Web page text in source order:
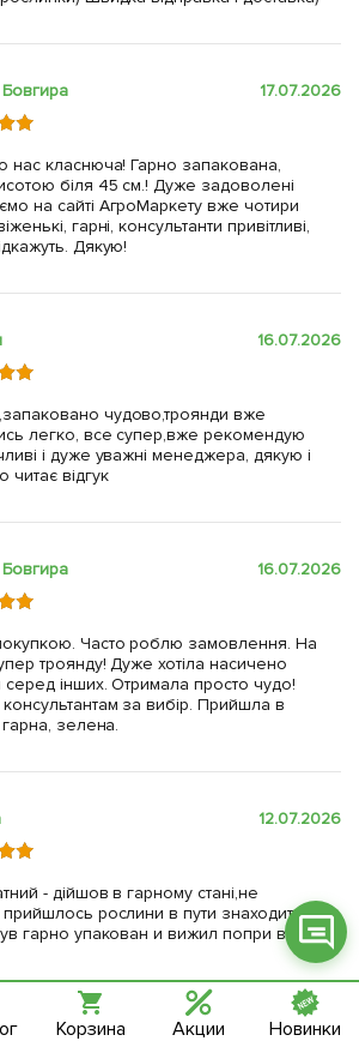
17.07.2026
нас класнюча! Гарно запакована,
біля 45 см.! Дуже задоволені
на сайті АгроМаркету вже чотири
гарні, консультанти привітливі,
Дякую!
16.07.2026
чудово,троянди вже
легко, все супер,вже рекомендую
і дуже уважні менеджера, дякую і
читає відгук
16.07.2026
Часто роблю замовлення. На
троянду! Дуже хотіла насичено
серед інших. Отримала просто чудо!
за вибір. Прийшла в
зелена.
12.07.2026
- дійшов в гарному стані,не
рослини в пути знаходиться
гарно упакован и вижил попри всі
все отзывы (16587)
Фейсбук
Телеграм
Корзина Акции Новинки